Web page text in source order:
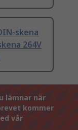
skena
264V
lämnar när
kommer
vår